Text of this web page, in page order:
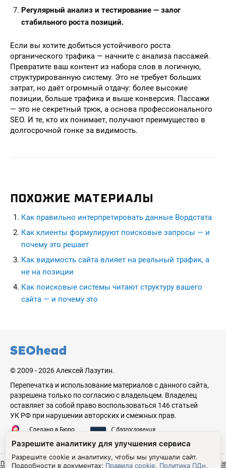
Регулярный анализ и тестирование — залог
стабильного роста позиций.
Если вы хотите добиться устойчивого роста
органического трафика — начните с анализа пассажей.
Превратите ваш контент из набора слов в логичную,
структурированную систему. Это не требует больших
затрат, но даёт огромный отдачу: более высокие
позиции, больше трафика и выше конверсия. Пассажи
— это не секретный трюк, а основа профессионального
SEO. И те, кто их понимает, получают преимущество в
долгосрочной гонке за видимость.
ПОХОЖИЕ МАТЕРИАЛЫ
Как правильно интерпретировать данные Вордстата
Как клиенты формулируют поисковые запросы — и
почему это решает
Как видимость сайта влияет на реальный трафик, а
не на позиции
Как поисковые системы читают структуру вашего
сайта — и почему это
© 2009 - 2026 Алексей Лазутин.
Перепечатка и использование материалов с данного сайта,
разрешена только по согласию с владельцем. Владелец
оставляет за собой право воспользоваться 146 статьей
УК РФ при нарушении авторских и смежных прав.
Сделано в Бюро
С благословения
Политика обработки персональных данныхСогласие на обработку ПДнПравила cookie
Разрешите аналитику для улучшения сервиса
Разрешите cookie и аналитику, чтобы мы улучшали сайт.
Подробности в документах: Правила cookie, Политика ПДн,